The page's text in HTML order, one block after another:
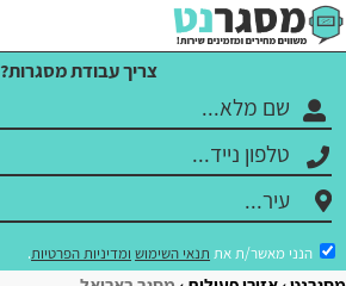
צריך עבודת מסגרות?
הנני מאשר/ת את תנאי השימוש ומדיניות הפרטיות.